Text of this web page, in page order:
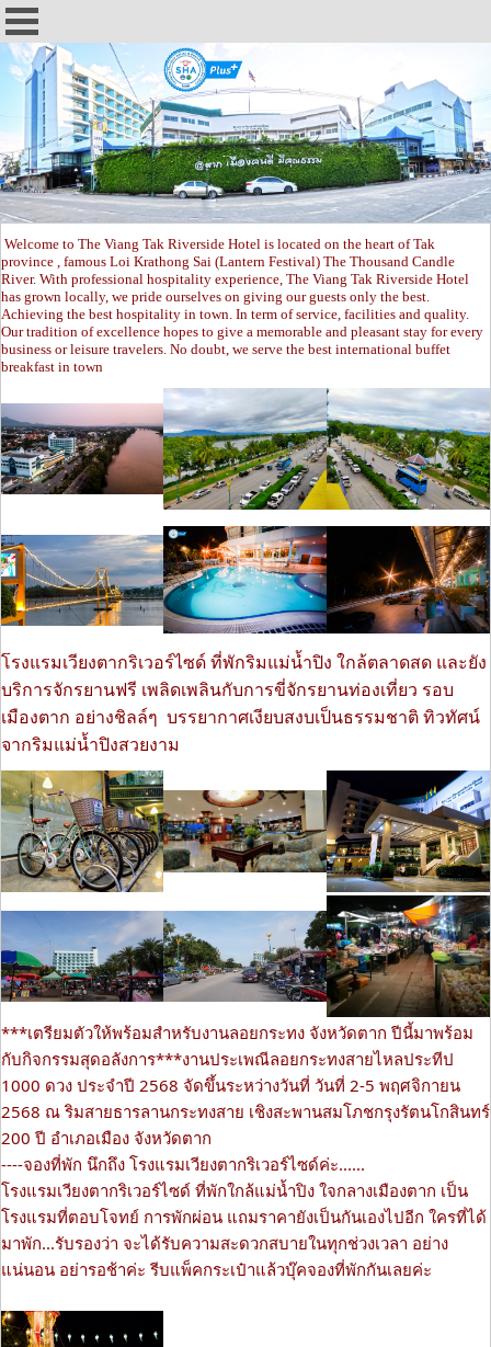
Welcome to The Viang Tak Riverside Hotel is located on the heart of Tak
province , famous Loi Krathong Sai (Lantern Festival) The Thousand Candle
River. With professional hospitality experience, The Viang Tak Riverside Hotel
has grown locally, we pride ourselves on giving our guests only the best.
Achieving the best hospitality in town. In term of service, facilities and quality.
Our tradition of excellence hopes to give a memorable and pleasant stay for every
business or leisure travelers. No doubt, we serve the best international buffet
breakfast in town
โรงแรมเวียงตากริเวอร์ไซด์ ที่พักริมแม่น้ำปิง ใกล้ตลาดสด และยัง
บริการจักรยานฟรี เพลิดเพลินกับการขี่จักรยานท่องเที่ยว รอบ
เมืองตาก อย่างชิลล์ๆ บรรยากาศเงียบสงบเป็นธรรมชาติ ทิวทัศน์
จากริมแม่น้ำปิงสวยงาม
***เตรียมตัวให้พร้อมสำหรับงานลอยกระทง จังหวัดตาก ปีนี้มาพร้อม
กับกิจกรรมสุดอลังการ***งานประเพณีลอยกระทงสายไหลประทีป
1000 ดวง ประจำปี 2568 จัดขึ้นระหว่างวันที่ วันที่ 2-5 พฤศจิกายน
2568 ณ ริมสายธารลานกระทงสาย เชิงสะพานสมโภชกรุงรัตนโกสินทร์
200 ปี อำเภอเมือง จังหวัดตาก
----จองที่พัก นึกถึง โรงแรมเวียงตากริเวอร์ไซด์ค่ะ......
โรงแรมเวียงตากริเวอร์ไซด์ ที่พักใกล้แม่น้ำปิง ใจกลางเมืองตาก เป็น
โรงแรมที่ตอบโจทย์ การพักผ่อน แถมราคายังเป็นกันเองไปอีก ใครที่ได้
มาพัก...รับรองว่า จะได้รับความสะดวกสบายในทุกช่วงเวลา อย่าง
แน่นอน อย่ารอช้าค่ะ รีบแพ็คกระเป๋าแล้วบุ๊คจองที่พักกันเลยค่ะ